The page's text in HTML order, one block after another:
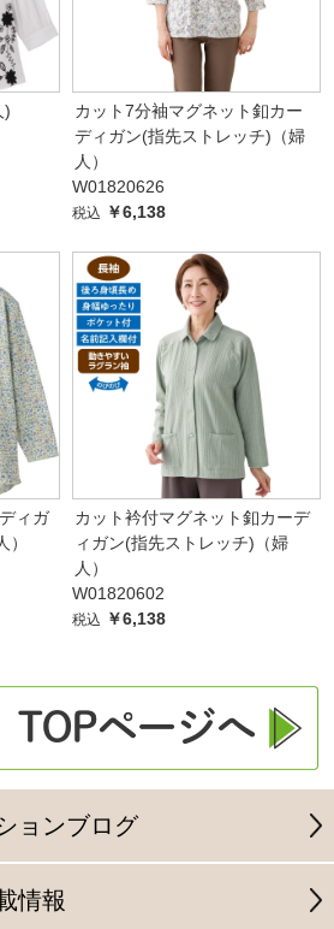
)
カット7分袖マグネット釦カー
ディガン(指先ストレッチ)（婦
人）
W01820626
税込 ￥6,138
ィガ
カット衿付マグネット釦カーデ
ィガン(指先ストレッチ)（婦
人）
W01820602
税込 ￥6,138
ョンブログ
情報